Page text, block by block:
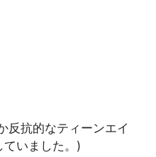
反抗的なティーンエイ
ていました。)